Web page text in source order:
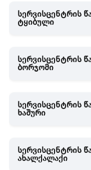
სერვისცენტრის
ტყიბული
სერვისცენტრის
ბორჯომი
სერვისცენტრის
ხაშური
სერვისცენტრის
ახალქალაქი